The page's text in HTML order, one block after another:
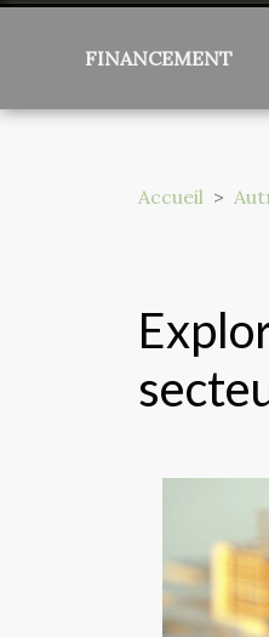
FINANCEMENT
Accueil